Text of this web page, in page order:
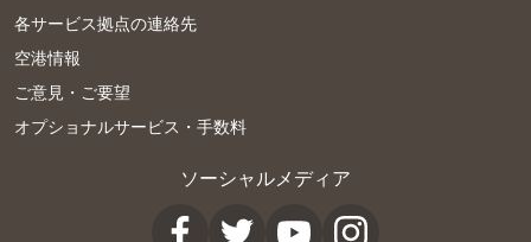
各サービス拠点の連絡先
空港情報
ご意見・ご要望
オプショナルサービス・手数料
ソーシャルメディア